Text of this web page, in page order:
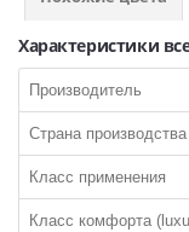
LVT Клеевая
SPC Кварцвинил
Токопроводящая
Характеристики
Производитель
Страна производства
Класс применения
Класс комфорта